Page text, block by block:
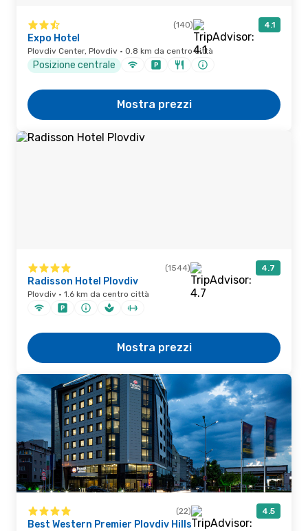
(140) 4.1
Expo Hotel
Plovdiv Center, Plovdiv · 0.8 km da centro città
Posizione centrale
Mostra prezzi
(1544) 4.7
Radisson Hotel Plovdiv
Plovdiv · 1.6 km da centro città
Mostra prezzi
(22) 4.5
Best Western Premier Plovdiv Hills